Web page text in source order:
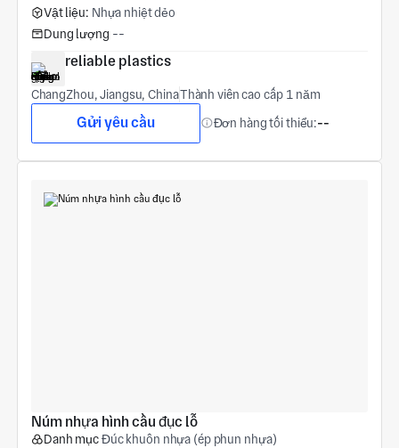
Vật liệu: Nhựa nhiệt dẻo
Dung lượng --
reliable plastics
ChangZhou, Jiangsu, ChinaThành viên cao cấp 1 năm
Gửi yêu cầu Đơn hàng tối thiểu:--
Núm nhựa hình cầu đục lỗ
Danh mụcĐúc khuôn nhựa (ép phun nhựa)